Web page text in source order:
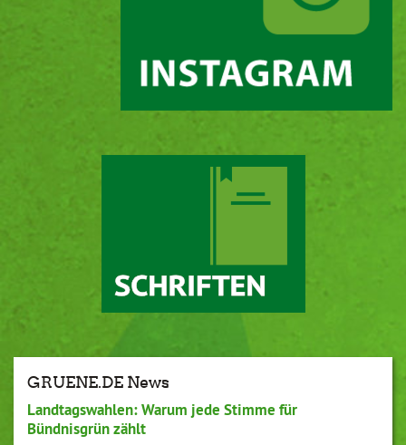
GRUENE.DE News
Landtagswahlen: Warum jede Stimme für
Bündnisgrün zählt